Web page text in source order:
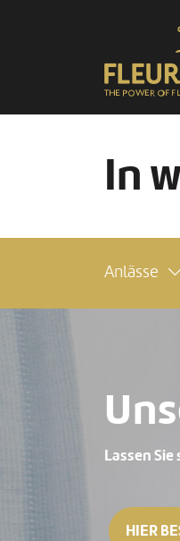
In
Anlässe
Lassen
HIER